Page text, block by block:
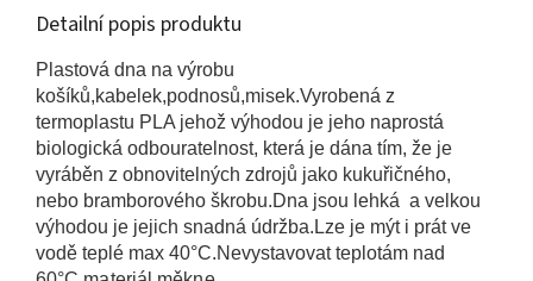
Detailní popis produktu
Plastová dna na výrobu
košíků,kabelek,podnosů,misek.Vyrobená z
termoplastu PLA jehož výhodou je jeho naprostá
biologická odbouratelnost, která je dána tím, že je
vyráběn z obnovitelných zdrojů jako kukuřičného,
nebo bramborového škrobu.Dna jsou lehká a velkou
výhodou je jejich snadná údržba.Lze je mýt i prát ve
vodě teplé max 40°C.Nevystavovat teplotám nad